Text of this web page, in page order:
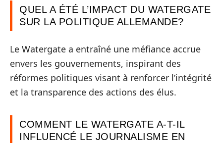
QUEL A ÉTÉ L’IMPACT DU WATERGATE
SUR LA POLITIQUE ALLEMANDE?
Le Watergate a entraîné une méfiance accrue
envers les gouvernements, inspirant des
réformes politiques visant à renforcer l’intégrité
et la transparence des actions des élus.
COMMENT LE WATERGATE A-T-IL
INFLUENCÉ LE JOURNALISME EN